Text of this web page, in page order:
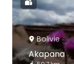
Bolivie
Akapana